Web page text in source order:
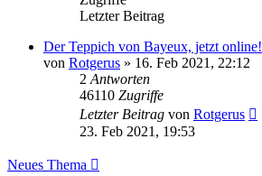
Letzter Beitrag
Der Teppich von Bayeux, jetzt online!
von Rotgerus » 16. Feb 2021, 22:12
2 Antworten
46110 Zugriffe
Letzter Beitrag von Rotgerus
23. Feb 2021, 19:53
Neues Thema